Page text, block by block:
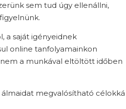
sem tud úgy ellenállni,
a saját igényeidnek
online tanfolyamainkon
a munkával eltöltött időben
álmaidat megvalósítható célokká